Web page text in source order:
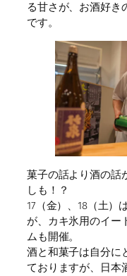
る甘さが、お酒好き
です。
菓子の話より酒の話
しも！？
17（金）、18（土）
が、カキ氷用のイー
ムも開催。
酒と和菓子は自分に
ておりますが、日本